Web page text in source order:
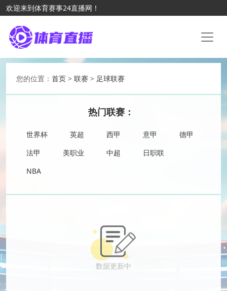
欢迎来到体育赛事24直播网！
您的位置： 首页 > 联赛 > 足球联赛
热门联赛：
世界杯 英超 西甲 意甲
德甲
法甲
美职业 中超
日职联
NBA
数据更新中